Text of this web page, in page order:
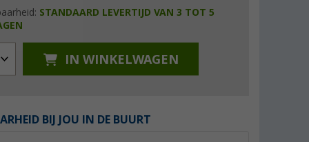
STANDAARD LEVERTIJD VAN 3 TOT 5
IN WINKELWAGEN
BIJ JOU IN DE BUURT